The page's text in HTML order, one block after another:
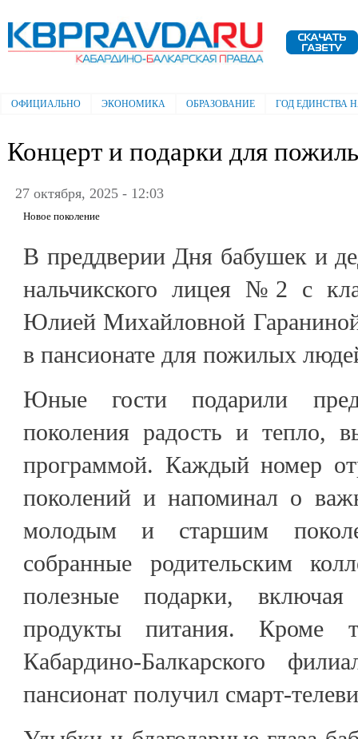
Электронная газета "Кабардино-
Балкарская правда"
Главное меню
ОФИЦИАЛЬНО ЭКОНОМИКА ОБРАЗОВАНИЕ ГОД ЕДИНСТВА
Концерт и подарки для
27 октября, 2025 - 12:03
Новое поколение
В преддверии Дня бабушек и
нальчикского лицея №2 с
Юлией Михайловной
в пансионате для пожилых
Юные гости подарили
поколения радость и тепло,
программой. Каждый номер
поколений и напоминал о
молодым и старшим
собранные родительским
полезные подарки,
продукты питания. Кроме
Кабардино-Балкарского
пансионат получил смарт-